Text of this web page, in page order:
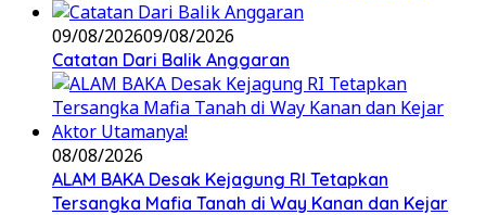
09/08/202609/08/2026
Catatan Dari Balik Anggaran
08/08/2026
ALAM BAKA Desak Kejagung RI Tetapkan
Tersangka Mafia Tanah di Way Kanan dan Kejar